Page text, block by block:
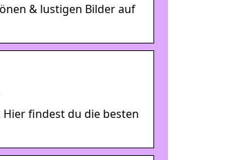
& lustigen Bilder auf
Hier findest du die besten